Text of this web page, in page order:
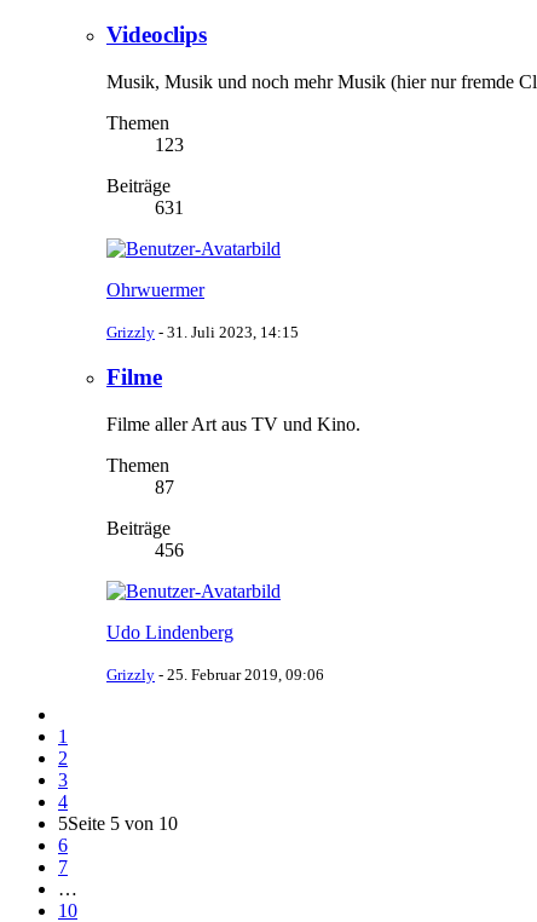
Videoclips
Musik, Musik und noch mehr Musik (hier nur fremde
Themen
123
Beiträge
631
Ohrwuermer
Grizzly - 31. Juli 2023, 14:15
Filme
Filme aller Art aus TV und Kino.
Themen
87
Beiträge
456
Udo Lindenberg
Grizzly - 25. Februar 2019, 09:06
1
2
3
4
5Seite 5 von 10
6
7
…
10